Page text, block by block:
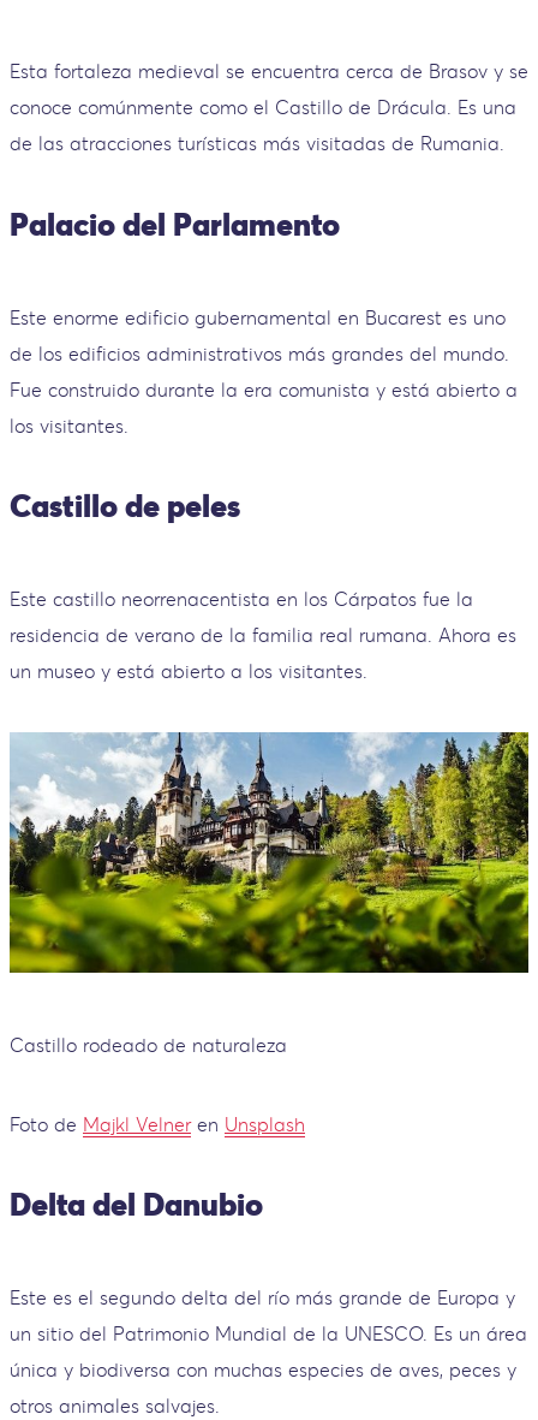
Esta fortaleza medieval se encuentra cerca de Brasov y se
conoce comúnmente como el Castillo de Drácula. Es una
de las atracciones turísticas más visitadas de Rumania.
Palacio del Parlamento
Este enorme edificio gubernamental en Bucarest es uno
de los edificios administrativos más grandes del mundo.
Fue construido durante la era comunista y está abierto a
los visitantes.
Castillo de peles
Este castillo neorrenacentista en los Cárpatos fue la
residencia de verano de la familia real rumana. Ahora es
un museo y está abierto a los visitantes.
Castillo rodeado de naturaleza
Foto de Majkl Velneren Unsplash
Delta del Danubio
Este es el segundo delta del río más grande de Europa y
un sitio del Patrimonio Mundial de la UNESCO. Es un área
única y biodiversa con muchas especies de aves, peces y
otros animales salvajes.